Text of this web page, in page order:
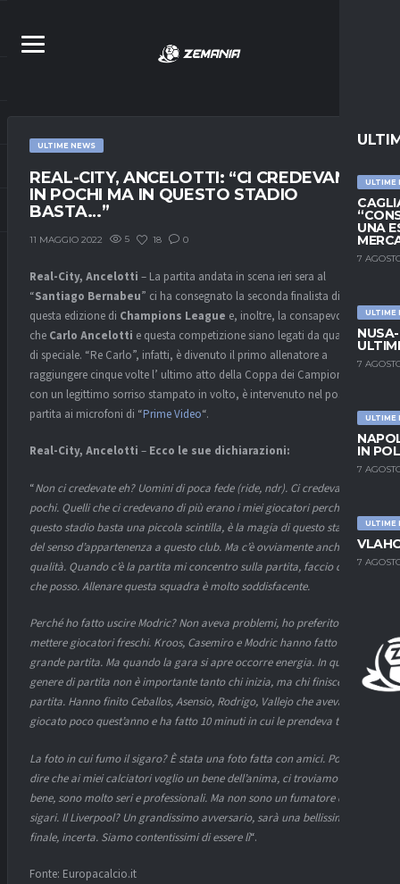
ULTIME
UNA
7
ULTIME
7
ULTIME
IN
7
ULTIME
7
ULTIME NEWS
REAL-CITY, ANCELOTTI: “CI CREDEVANO
IN POCHI MA IN QUESTO STADIO
BASTA…”
11 MAGGIO 2022 5 18 0
Real-City, Ancelotti – La partita andata in scena ieri sera al
“Santiago Bernabeu” ci ha consegnato la seconda finalista di
questa edizione di Champions League e, inoltre, la consapevolezza
che Carlo Ancelotti e questa competizione siano legati da qualcosa
di speciale. “Re Carlo”, infatti, è divenuto il primo allenatore a
raggiungere cinque volte l’ ultimo atto della Coppa dei Campioni e,
con un legittimo sorriso stampato in volto, è intervenuto nel post
partita ai microfoni di “Prime Video“.
Real-City, Ancelotti – Ecco le sue dichiarazioni:
“Non ci credevate eh? Uomini di poca fede (ride, ndr). Ci credevano in
pochi. Quelli che ci credevano di più erano i miei giocatori perché in
questo stadio basta una piccola scintilla, è la magia di questo stadio,
del senso d’appartenenza a questo club. Ma c’è ovviamente anche la
qualità. Quando c’è la partita mi concentro sulla partita, faccio quello
che posso. Allenare questa squadra è molto soddisfacente.
Perché ho fatto uscire Modric? Non aveva problemi, ho preferito
mettere giocatori freschi. Kroos, Casemiro e Modric hanno fatto una
grande partita. Ma quando la gara si apre occorre energia. In questo
genere di partita non è importante tanto chi inizia, ma chi finisce la
partita. Hanno finito Ceballos, Asensio, Rodrigo, Vallejo che aveva
giocato poco quest’anno e ha fatto 10 minuti in cui le prendeva tutte
La foto in cui fumo il sigaro? È stata una foto fatta con amici. Posso
dire che ai miei calciatori voglio un bene dell’anima, ci troviamo molto
bene, sono molto seri e professionali. Ma non sono un fumatore di
sigari. Il Liverpool? Un grandissimo avversario, sarà una bellissima
finale, incerta. Siamo contentissimi di essere lì“.
Fonte: Europacalcio.it